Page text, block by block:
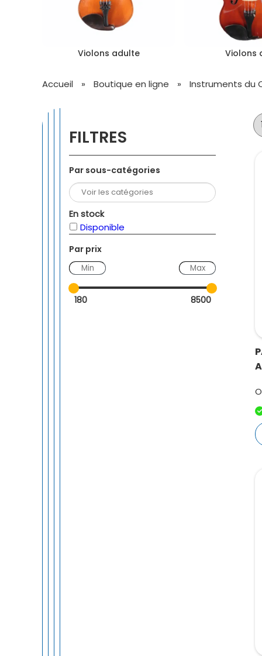
Violons adulte Violons
Accueil » Boutique en ligne » Instruments du
FILTRES
Par sous-catégories
En stock
Disponible
Par prix
180 8500